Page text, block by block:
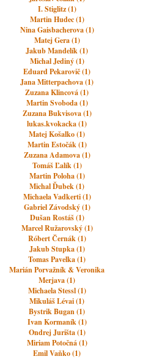
I. Stiglitz (1)
Martin Hudec (1)
Nina Gaisbacherova (1)
Matej Gera (1)
Jakub Mandelík (1)
Michal Jediný (1)
Eduard Pekarovič (1)
Jana Mitterpachova (1)
Zuzana Klincová (1)
Martin Svoboda (1)
Zuzana Bukvisova (1)
lukas.kvokacka (1)
Matej Košalko (1)
Martin Estočák (1)
Zuzana Adamova (1)
Tomáš Ľalík (1)
Martin Poloha (1)
Michal Ďubek (1)
Michaela Vadkerti (1)
Gabriel Závodský (1)
Dušan Rostáš (1)
Marcel Ružarovský (1)
Róbert Černák (1)
Jakub Stupka (1)
Tomas Pavelka (1)
Marián Porvažník & Veronika
Merjava (1)
Michaela Stessl (1)
Mikuláš Lévai (1)
Bystrik Bugan (1)
Ivan Kormaník (1)
Ondrej Jurišta (1)
Miriam Potočná (1)
Emil Vaňko (1)